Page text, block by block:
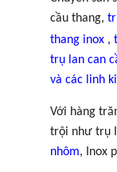
cầu thang,
thang inox ,
trụ lan can
và các linh
Với hàng
trội như trụ
nhôm, Inox